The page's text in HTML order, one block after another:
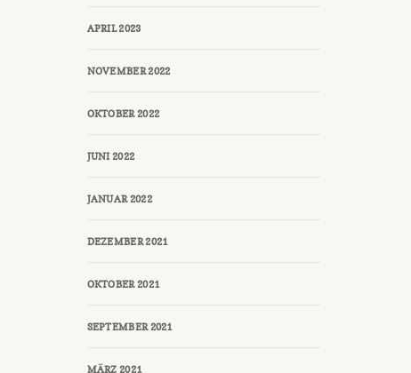
APRIL 2023
NOVEMBER 2022
OKTOBER 2022
JUNI 2022
JANUAR 2022
DEZEMBER 2021
OKTOBER 2021
SEPTEMBER 2021
MÄRZ 2021